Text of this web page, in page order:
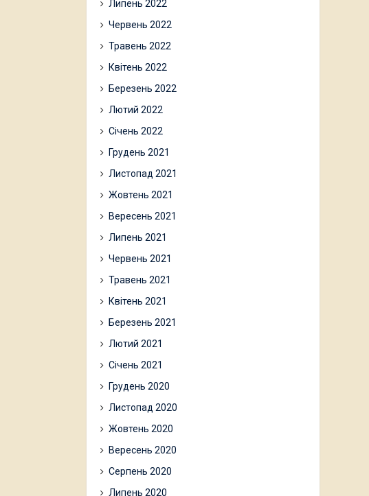
Липень 2022
Червень 2022
Травень 2022
Квітень 2022
Березень 2022
Лютий 2022
Січень 2022
Грудень 2021
Листопад 2021
Жовтень 2021
Вересень 2021
Липень 2021
Червень 2021
Травень 2021
Квітень 2021
Березень 2021
Лютий 2021
Січень 2021
Грудень 2020
Листопад 2020
Жовтень 2020
Вересень 2020
Серпень 2020
Липень 2020